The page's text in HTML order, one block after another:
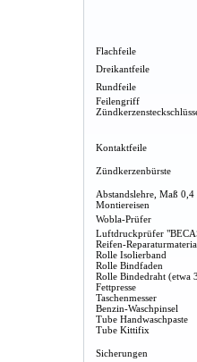
Flachfeile
Dreikantfeile
Rundfeile
Feilengriff
Kontaktfeile
Zündkerzenbürste
Abstandslehre, Maß
Montiereisen
Wobla-Prüfer
Luftdruckprüfer
Reifen-
Rolle Isolierband
Rolle Bindfaden
Rolle Bindedraht (etwa
Fettpresse
Taschenmesser
Benzin-Waschpinsel
Tube Handwaschpaste
Tube Kittifix
Sicherungen